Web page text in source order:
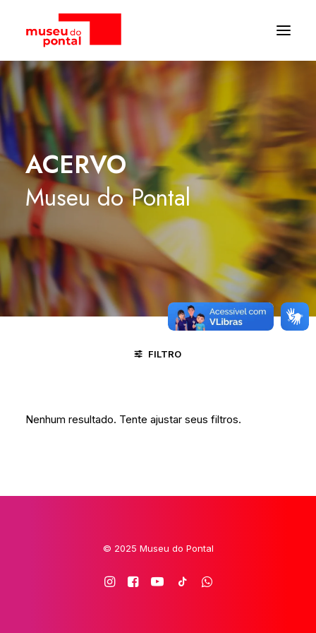
ACERVO
Museu do Pontal
FILTRO
Nenhum resultado. Tente ajustar seus filtros.
© 2025 Museu do Pontal